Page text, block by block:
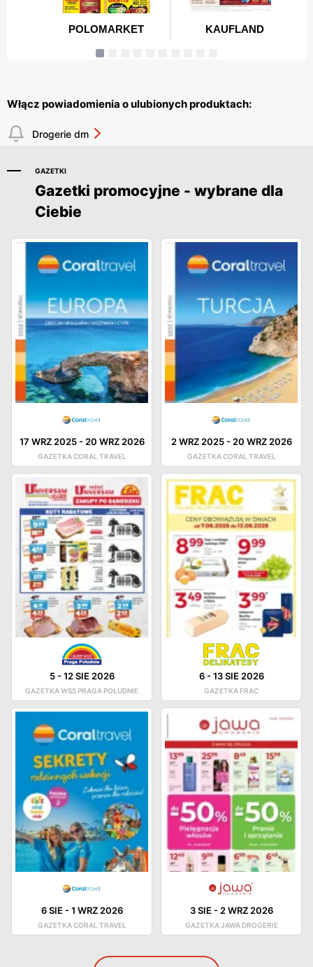
Włącz powiadomienia o ulubionych produktach:
Drogerie dm
GAZETKI
Gazetki promocyjne - wybrane dla
Ciebie
17 WRZ 2025- 20 WRZ 2026
GAZETKA CORAL TRAVEL
2 WRZ 2025- 20 WRZ 2026
GAZETKA CORAL TRAVEL
5-12 SIE 2026
GAZETKA WSS PRAGA POŁUDNIE
6-13 SIE 2026
GAZETKA FRAC
6 SIE -1 WRZ 2026
GAZETKA CORAL TRAVEL
3 SIE - 2 WRZ 2026
GAZETKA JAWA DROGERIE